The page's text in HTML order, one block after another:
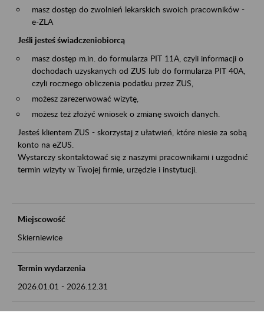
masz dostęp do zwolnień lekarskich swoich pracowników -
e-ZLA
Jeśli jesteś świadczeniobiorcą
masz dostęp m.in. do formularza PIT 11A, czyli informacji o
dochodach uzyskanych od ZUS lub do formularza PIT 40A,
czyli rocznego obliczenia podatku przez ZUS,
możesz zarezerwować wizytę,
możesz też złożyć wniosek o zmianę swoich danych.
Jesteś klientem ZUS - skorzystaj z ułatwień, które niesie za sobą
konto na eZUS.
Wystarczy skontaktować się z naszymi pracownikami i uzgodnić
termin wizyty w Twojej firmie, urzędzie i instytucji.
Miejscowość
Skierniewice
Termin wydarzenia
2026.01.01 - 2026.12.31